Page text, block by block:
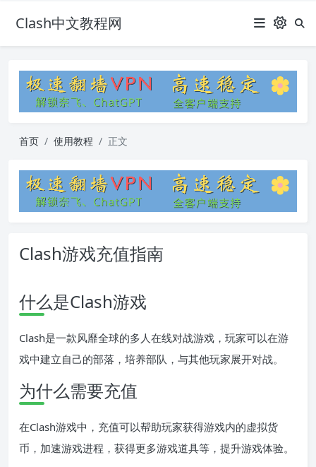
Clash中文教程网
首页 使用教程 正文
Clash游戏充值指南
什么是Clash游戏
Clash是一款风靡全球的多人在线对战游戏，玩家可以在游
戏中建立自己的部落，培养部队，与其他玩家展开对战。
为什么需要充值
在Clash游戏中，充值可以帮助玩家获得游戏内的虚拟货
币，加速游戏进程，获得更多游戏道具等，提升游戏体验。